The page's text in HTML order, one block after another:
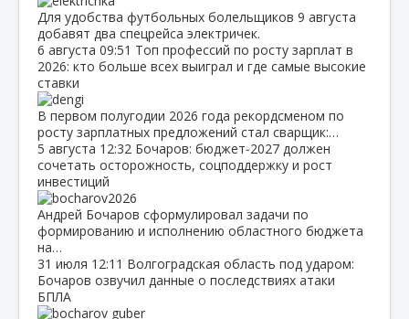
Для удобства футбольных болельщиков 9 августа
добавят два спецрейса электричек.
6 августа 09:51 Топ профессий по росту зарплат в
2026: кто больше всех выиграл и где самые высокие
ставки
В первом полугодии 2026 года рекордсменом по
росту зарплатных предложений стал сварщик:…
5 августа 12:32 Бочаров: бюджет‑2027 должен
сочетать осторожность, соцподдержку и рост
инвестиций
Андрей Бочаров сформулировал задачи по
формированию и исполнению областного бюджета
на…
31 июля 12:11 Волгоградская область под ударом:
Бочаров озвучил данные о последствиях атаки
БПЛА